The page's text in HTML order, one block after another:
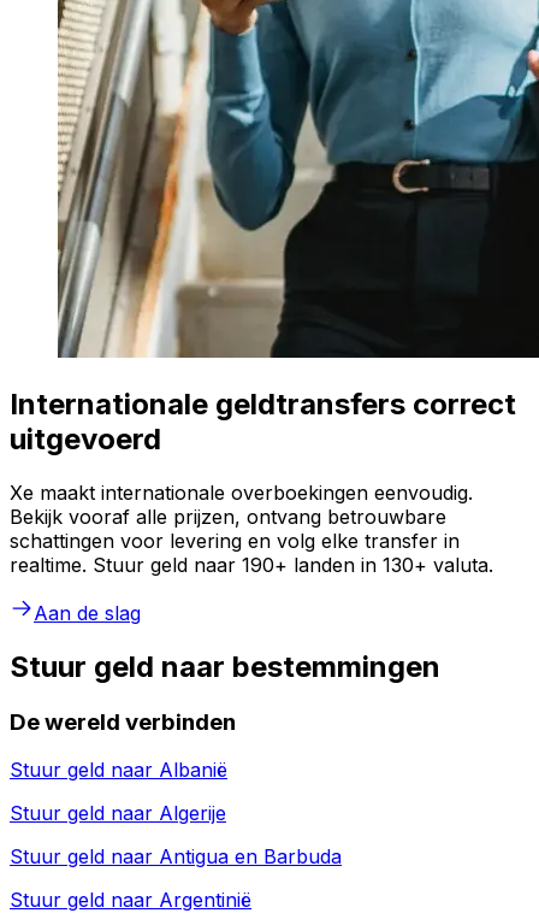
Internationale geldtransfers correct
uitgevoerd
Xe maakt internationale overboekingen eenvoudig.
Bekijk vooraf alle prijzen, ontvang betrouwbare
schattingen voor levering en volg elke transfer in
realtime. Stuur geld naar 190+ landen in 130+ valuta.
Aan de slag
Stuur geld naar bestemmingen
De wereld verbinden
Stuur geld naar Albanië
Stuur geld naar Algerije
Stuur geld naar Antigua en Barbuda
Stuur geld naar Argentinië